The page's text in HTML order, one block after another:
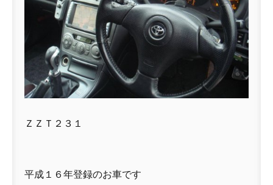
ＺＺＴ２３１
平成１６年登録のお車です